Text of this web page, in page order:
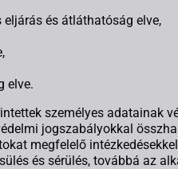
eljárás és átláthatóság elve,
elve.
személyes adatainak
jogszabályokkal
megfelelő
és sérülés, továbbá az